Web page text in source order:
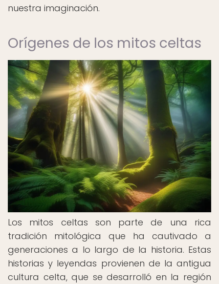
nuestra imaginación.
Orígenes de los mitos celtas
Los mitos celtas son parte de una rica
tradición mitológica que ha cautivado a
generaciones a lo largo de la historia. Estas
historias y leyendas provienen de la antigua
cultura celta, que se desarrolló en la región